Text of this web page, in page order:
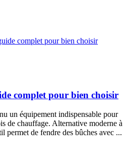
complet pour bien choisir
un équipement indispensable pour
de chauffage. Alternative moderne à
permet de fendre des bûches avec ...